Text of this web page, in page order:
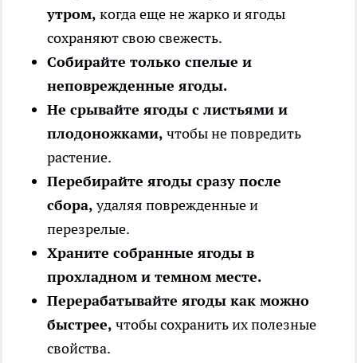
утром, когда еще не жарко и ягоды
сохраняют свою свежесть.
Собирайте только спелые и
неповрежденные ягоды.
Не срывайте ягоды с листьями и
плодоножками, чтобы не повредить
растение.
Перебирайте ягоды сразу после
сбора,удаляя поврежденные и
перезрелые.
Храните собранные ягоды в
прохладном и темном месте.
Перерабатывайте ягоды как можно
быстрее, чтобы сохранить их полезные
свойства.